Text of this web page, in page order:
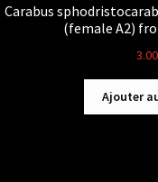
Carabus
(female A2)
3.00
Ajouter